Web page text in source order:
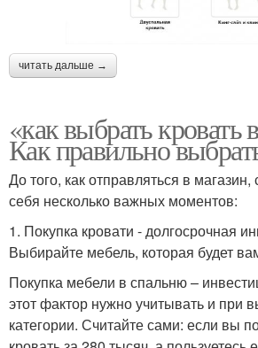
читать дальше →
«как выбрать кровать
Как правильно
До того, как отправляться в магазин,
себя несколько важных моментов:
1. Покупка кровати - долгосрочная
Выбирайте мебель, которая будет
Покупка мебели в спальню –
этот фактор нужно учитывать и при
категории. Считайте сами: если вы